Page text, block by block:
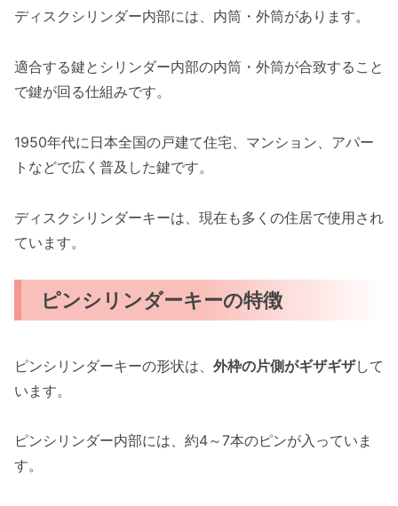
ディスクシリンダー内部には、内筒・外筒があります。
適合する鍵とシリンダー内部の内筒・外筒が合致すること
で鍵が回る仕組みです。
1950年代に日本全国の戸建て住宅、マンション、アパー
トなどで広く普及した鍵です。
ディスクシリンダーキーは、現在も多くの住居で使用され
ています。
ピンシリンダーキーの特徴
ピンシリンダーキーの形状は、 外枠の片側がギザギザして
います。
ピンシリンダー内部には、約4～7本のピンが入っていま
す。